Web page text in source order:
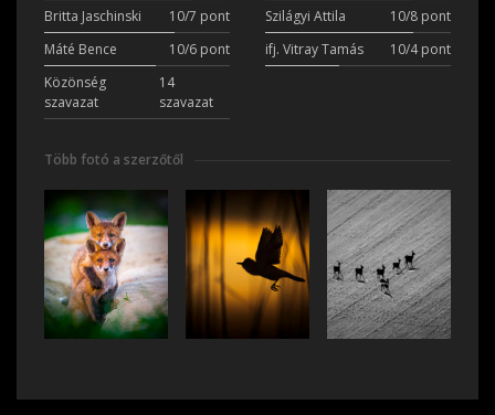
Britta Jaschinski
10/7 pont Szilágyi Attila
10/8 pont
Máté Bence
10/6 pont ifj. Vitray Tamás
10/4 pont
Közönség
szavazat
14
szavazat
Több fotó a szerzőtől